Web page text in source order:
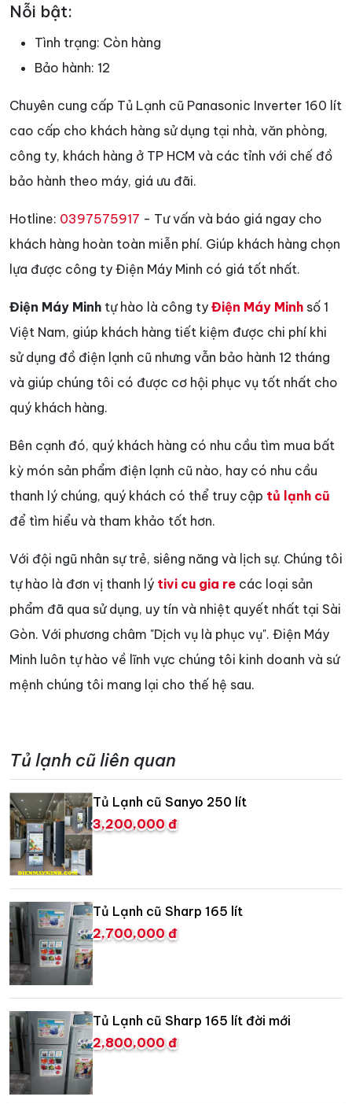
Nỗi bật:
Tình trạng: Còn hàng
Bảo hành: 12
Chuyên cung cấp Tủ Lạnh cũ Panasonic Inverter 160 lít
cao cấp cho khách hàng sử dụng tại nhà, văn phòng,
công ty, khách hàng ở TP HCM và các tỉnh với chế đồ
bảo hành theo máy, giá ưu đãi.
Hotline: 0397575917 - Tư vấn và báo giá ngay cho
khách hàng hoàn toàn miễn phí. Giúp khách hàng chọn
lựa được công ty Điện Máy Minh có giá tốt nhất.
Điện Máy Minh tự hào là công ty Điện Máy Minh số 1
Việt Nam, giúp khách hàng tiết kiệm được chi phí khi
sử dụng đồ điện lạnh cũ nhưng vẫn bảo hành 12 tháng
và giúp chúng tôi có được cơ hội phục vụ tốt nhất cho
quý khách hàng.
Bên cạnh đó, quý khách hàng có nhu cầu tìm mua bất
kỳ món sản phẩm điện lạnh cũ nào, hay có nhu cầu
thanh lý chúng, quý khách có thể truy cập tủ lạnh cũ
để tìm hiểu và tham khảo tốt hơn.
Với đội ngũ nhân sự trẻ, siêng năng và lịch sự. Chúng tôi
tự hào là đơn vị thanh lý tivi cu gia re các loại sản
phẩm đã qua sử dụng, uy tín và nhiệt quyết nhất tại Sài
Gòn. Với phương châm "Dịch vụ là phục vụ". Điện Máy
Minh luôn tự hào về lĩnh vực chúng tôi kinh doanh và sứ
mệnh chúng tôi mang lại cho thế hệ sau.
Tủ lạnh cũ liên quan
Tủ Lạnh cũ Sanyo 250 lít
3,200,000 đ
Tủ Lạnh cũ Sharp 165 lít
2,700,000 đ
Tủ Lạnh cũ Sharp 165 lít đời mới
2,800,000 đ